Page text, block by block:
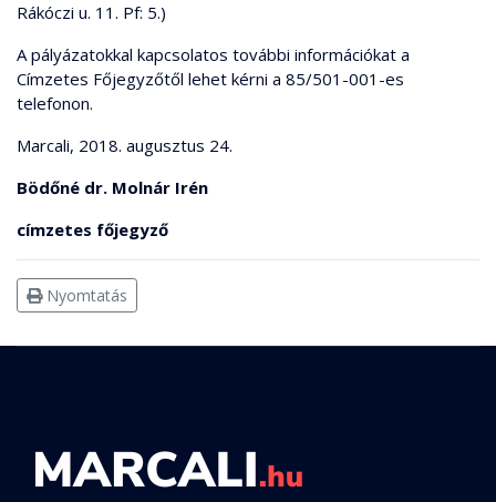
Rákóczi u. 11. Pf: 5.)
A pályázatokkal kapcsolatos további információkat a
Címzetes Főjegyzőtől lehet kérni a 85/501-001-es
telefonon.
Marcali, 2018. augusztus 24.
Bödőné dr. Molnár Irén
címzetes főjegyző
Nyomtatás